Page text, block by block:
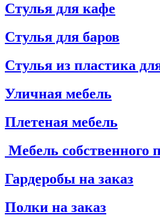
Стулья для кафе
Стулья для баров
Стулья из пластика
Уличная мебель
Плетеная мебель
Мебель собственного
Гардеробы на заказ
Полки на заказ